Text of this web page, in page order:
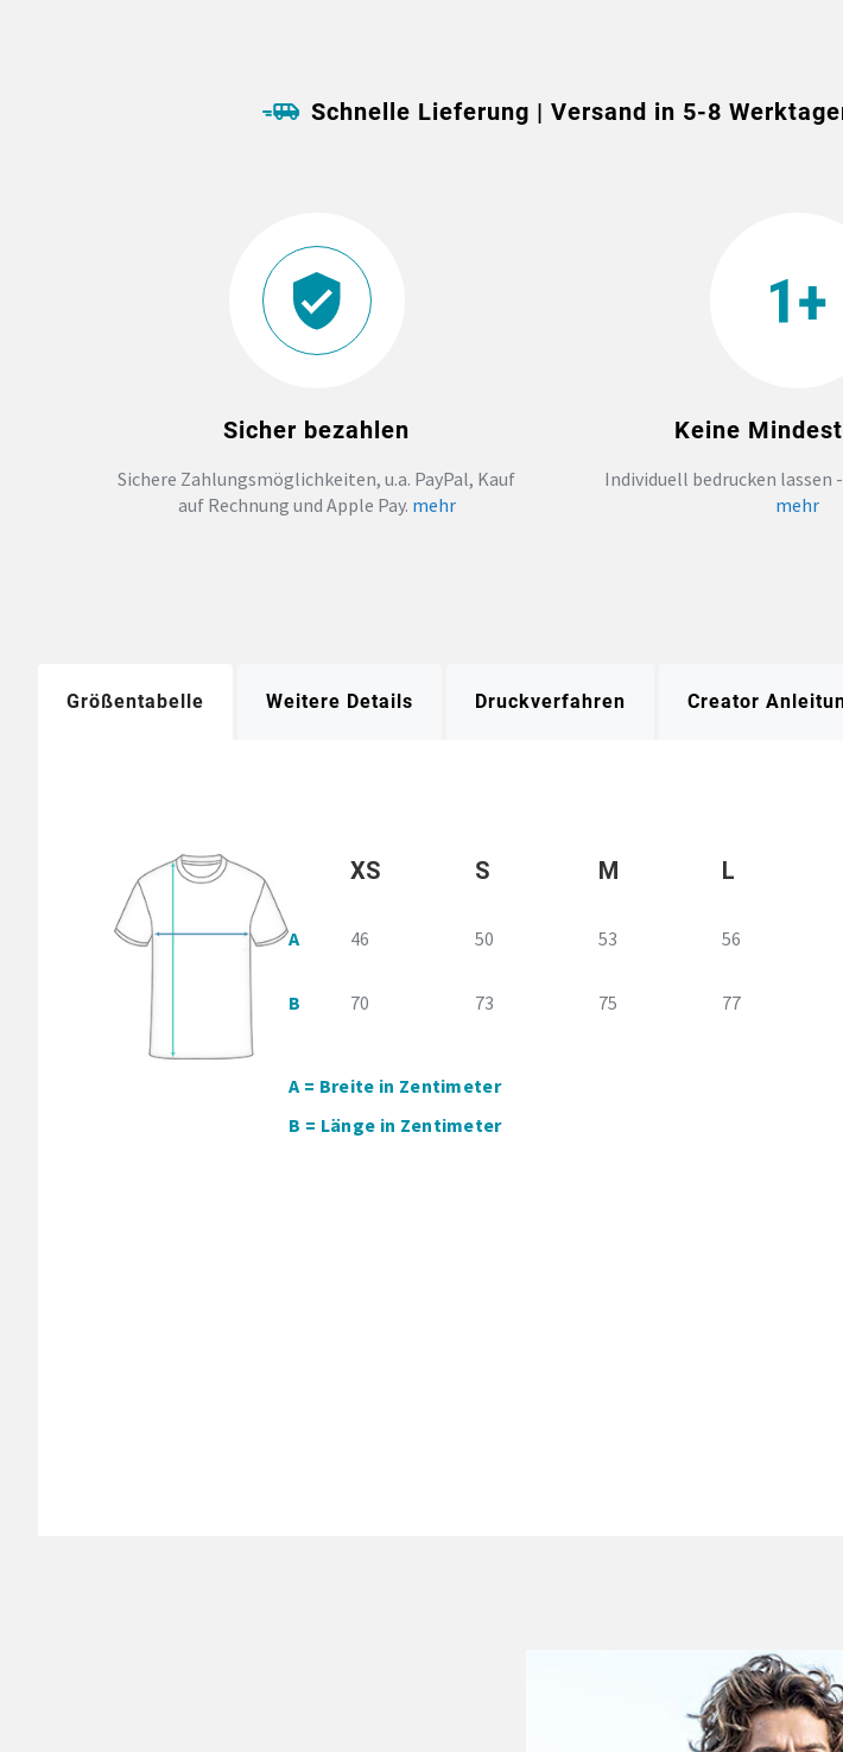
Schnelle Lieferung | Versand in 5-8
Sicher bezahlen
Sichere Zahlungsmöglichkeiten, u.a. PayPal, Kauf
auf Rechnung und Apple Pay. mehr
Keine
Individuell bedrucken lassen
mehr
Größentabelle Weitere Details Druckverfahren Creator
XS S M L
A 46 50 53 56
B 70 73 75 77
A = Breite in Zentimeter
B = Länge in Zentimeter